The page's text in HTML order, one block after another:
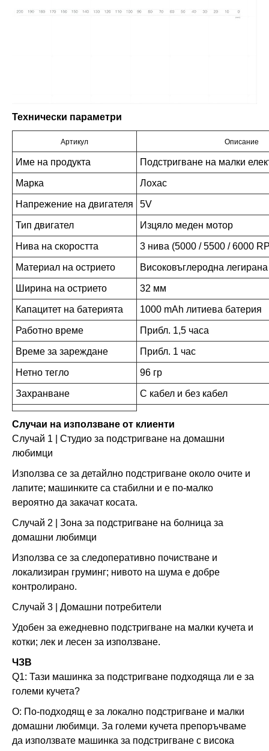
Технически параметри
Артикул Описание
Име на продукта Подстригване на малки
Марка Лохас
Напрежение на двигателя 5V
Тип двигател Изцяло меден мотор
Нива на скоростта 3 нива (5000 / 5500 / 6000
Материал на острието Високовъглеродна
Ширина на острието 32 мм
Капацитет на батерията 1000 mAh литиева батерия
Работно време Прибл. 1,5 часа
Време за зареждане Прибл. 1 час
Нетно тегло 96 гр
Захранване С кабел и без кабел
Случаи на използване от клиенти
Случай 1 | Студио за подстригване на домашни
любимци
Използва се за детайлно подстригване около очите и
лапите; машинките са стабилни и е по-малко
вероятно да закачат косата.
Случай 2 | Зона за подстригване на болница за
домашни любимци
Използва се за следоперативно почистване и
локализиран груминг; нивото на шума е добре
контролирано.
Случай 3 | Домашни потребители
Удобен за ежедневно подстригване на малки кучета и
котки; лек и лесен за използване.
ЧЗВ
Q1: Тази машинка за подстригване подходяща ли е за
големи кучета?
О: По-подходящ е за локално подстригване и малки
домашни любимци. За големи кучета препоръчваме
да използвате машинка за подстригване с висока